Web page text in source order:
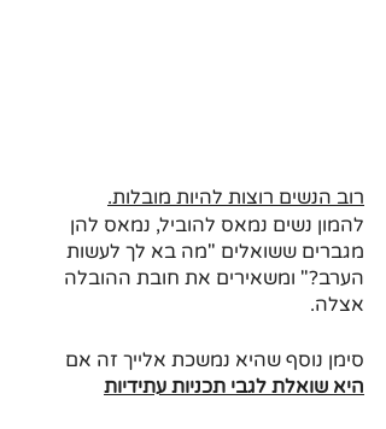
רוב הנשים רוצות להיות מובלות.
להמון נשים נמאס להוביל, נמאס להן
מגברים ששואלים "מה בא לך לעשות
הערב?" ומשאירים את חובת ההובלה
אצלה.
סימן נוסף שהיא נמשכת אלייך זה אם
היא שואלת לגבי תכניות עתידיות